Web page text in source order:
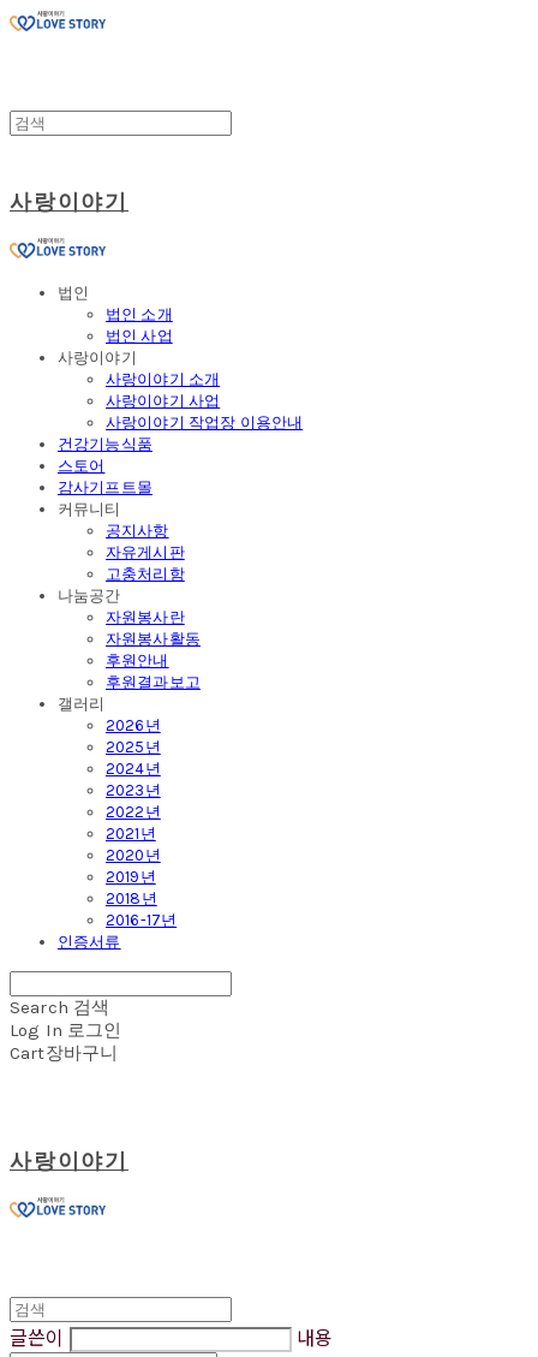
사랑이야기
법인
법인 소개
법인 사업
사랑이야기
사랑이야기 소개
사랑이야기 사업
사랑이야기 작업장 이용안내
건강기능식품
스토어
감사기프트몰
커뮤니티
공지사항
자유게시판
고충처리함
나눔공간
자원봉사란
자원봉사활동
후원안내
후원결과보고
갤러리
2026년
2025년
2024년
2023년
2022년
2021년
2020년
2019년
2018년
2016-17년
인증서류
Search 검색
Log In 로그인
Cart장바구니
사랑이야기
글쓴이 내용